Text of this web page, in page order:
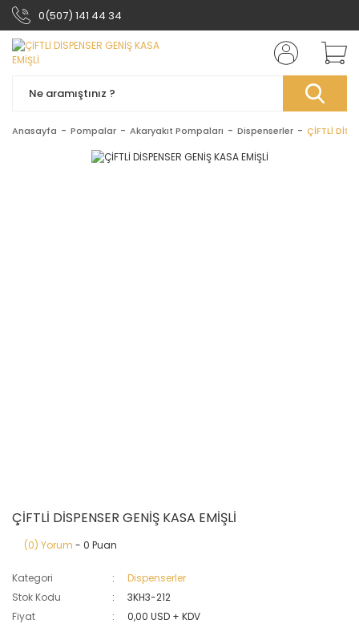
0(507) 141 44 34
Anasayfa Pompalar Akaryakıt Pompaları Dispenserler ÇİFTLİ
ÇİFTLİ DİSPENSER GENİŞ KASA EMİŞLİ
(0) Yorum - 0 Puan
Kategori
Dispenserler
Stok Kodu
3KH3-212
Fiyat
0,00 USD + KDV